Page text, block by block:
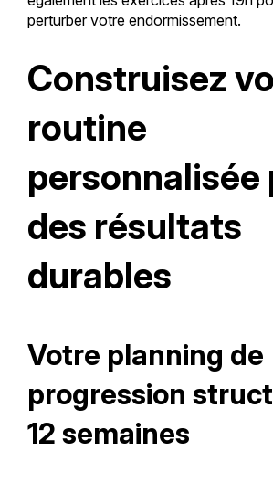
perturber votre endormissement.
Construisez
routine
personnalisée
des résultats
durables
Votre planning de
progression
12 semaines